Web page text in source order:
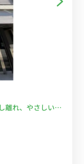
離れ、やさしいフ